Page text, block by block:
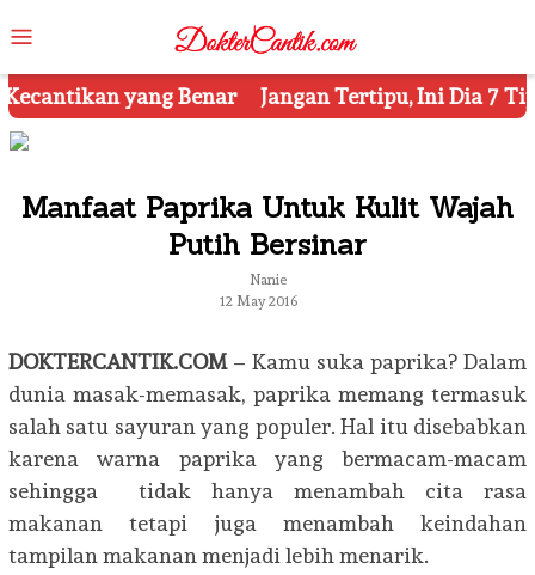
to
contentMenu
Jangan Tertipu, Ini Dia 7 Tips Mengetahui Kosmetik
Manfaat Paprika Untuk Kulit Wajah
Putih Bersinar
Nanie
12 May 2016
DOKTERCANTIK.COM– Kamu suka paprika? Dalam
dunia masak-memasak, paprika memang termasuk
salah satu sayuran yang populer. Hal itu disebabkan
karena warna paprika yang bermacam-macam
sehingga tidak hanya menambah cita rasa
makanan tetapi juga menambah keindahan
tampilan makanan menjadi lebih menarik.